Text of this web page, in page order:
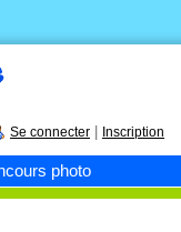
photo
Se connecter Inscription